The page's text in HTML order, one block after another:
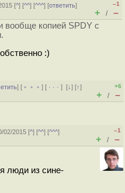
[^] [^^] [^^^] [ответить]
–1
+ / –
вообще копией SPDY с
:)
] [ ﹢﹢﹢] [ · · ·][↓] [↑]
+6
+ / –
02/2015 [^] [^^] [^^^]
–1
+ / –
люди из сине-